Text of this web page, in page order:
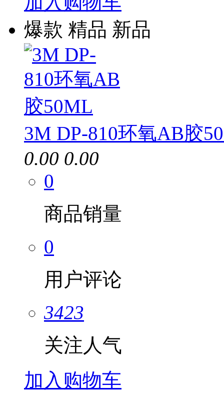
爆款 精品 新品
3M DP-810环氧AB胶
0.00 0.00
0
商品销量
0
用户评论
3423
关注人气
加入购物车